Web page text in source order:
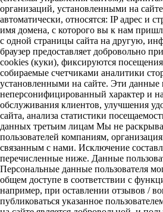
организаций, установленными на
автоматически, относятся: IP адрес и
имя домена, с которого вы к нам
с одной страницы сайта на другую,
браузер предоставляет добровольно
cookies (куки), фиксируются
собираемые счетчиками аналитики
установленными на сайте. Эти данные
неперсонифицированный характер и
обслуживания клиентов, улучшения
сайта, анализа статистики
данных третьим лицам Мы не
пользователей компаниям,
связанным с нами. Исключение
перечисленные ниже. Данные
Персональные данные пользователя
общем доступе в соответствии с
например, при оставлении отзывов /
публиковаться указанное